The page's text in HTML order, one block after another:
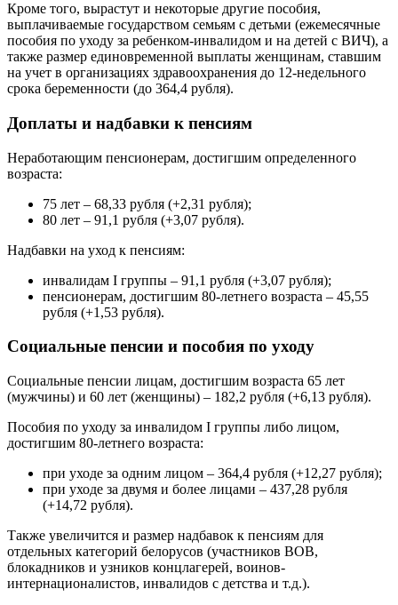
Кроме того, вырастут и некоторые другие пособия,
выплачиваемые государством семьям с детьми (ежемесячные
пособия по уходу за ребенком-инвалидом и на детей с ВИЧ), а
также размер единовременной выплаты женщинам, ставшим
на учет в организациях здравоохранения до 12-недельного
срока беременности (до 364,4 рубля).
Доплаты и надбавки к пенсиям
Неработающим пенсионерам, достигшим определенного
возраста:
75 лет – 68,33 рубля (+2,31 рубля);
80 лет – 91,1 рубля (+3,07 рубля).
Надбавки на уход к пенсиям:
инвалидам I группы – 91,1 рубля (+3,07 рубля);
пенсионерам, достигшим 80-летнего возраста – 45,55
рубля (+1,53 рубля).
Социальные пенсии и пособия по уходу
Социальные пенсии лицам, достигшим возраста 65 лет
(мужчины) и 60 лет (женщины) – 182,2 рубля (+6,13 рубля).
Пособия по уходу за инвалидом I группы либо лицом,
достигшим 80-летнего возраста:
при уходе за одним лицом – 364,4 рубля (+12,27 рубля);
при уходе за двумя и более лицами – 437,28 рубля
(+14,72 рубля).
Также увеличится и размер надбавок к пенсиям для
отдельных категорий белорусов (участников ВОВ,
блокадников и узников концлагерей, воинов-
интернационалистов, инвалидов с детства и т.д.).